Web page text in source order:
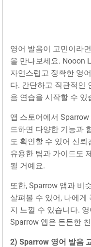
영어 발음이 고민이라
을 만나보세요. Nooon
자연스럽고 정확한 영
다. 간단하고 직관적인
음 연습을 시작할 수 있
앱 스토어에서
드하면 다양한 기능과
도 확인할 수 있어 신
유용한 팁과 가이드도
될 거예요.
또한, Sparrow 앱과 비
살펴볼 수 있어, 나에게
지 느낄 수 있습니다.
Sparrow 앱은 든든한
2) Sparrow 영어 발음